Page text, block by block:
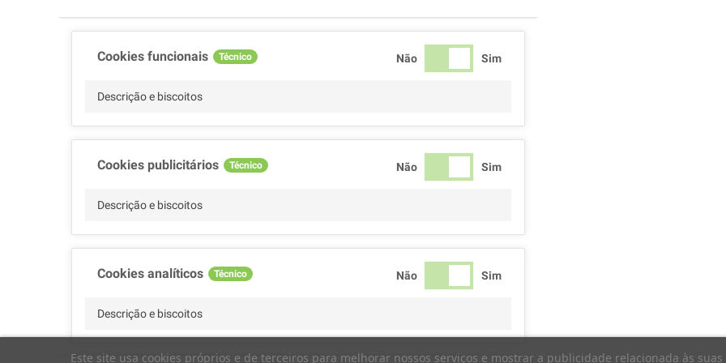
Este site usa cookies próprios e de terceiros para melhorar nossos serviços e mostrar a publicidade relacionada às
Cookies funcionais Técnico Não Sim
Descrição e biscoitos
Cookies publicitários Técnico Não Sim
Descrição e biscoitos
Cookies analíticos Técnico Não Sim
Descrição e biscoitos